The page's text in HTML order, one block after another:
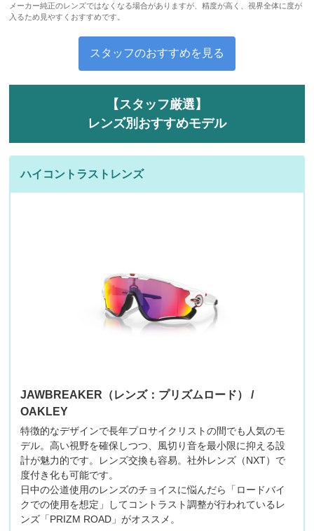
メーカー純正のレンズではなくなる場合がありますが、精度が高く、視界全体に度が
入るため見やすくおすすめです。
スタッフのおすすめを見る
【スタッフ厳選】
レンズ別おすすめモデル
ハイコントラストレンズ
JAWBREAKER（レンズ：プリズムロード） /
OAKLEY
特徴的なデザインで長年プロサイクリストの間でも人気のモ
デル。高い視野を確保しつつ、風切り音を最小限に抑える設
計が魅力的です。レンズ交換も容易。社外レンズ（NXT）で
度付き化も可能です。
日中の公道使用のレンズのチョイスに悩んだら「ロードバイ
クでの使用を想定」してコントラスト調整が行われているレ
ンズ「PRIZM ROAD」がオススメ。